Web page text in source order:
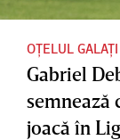
OȚELUL GALAȚI
Gabriel
semnează
joacă în